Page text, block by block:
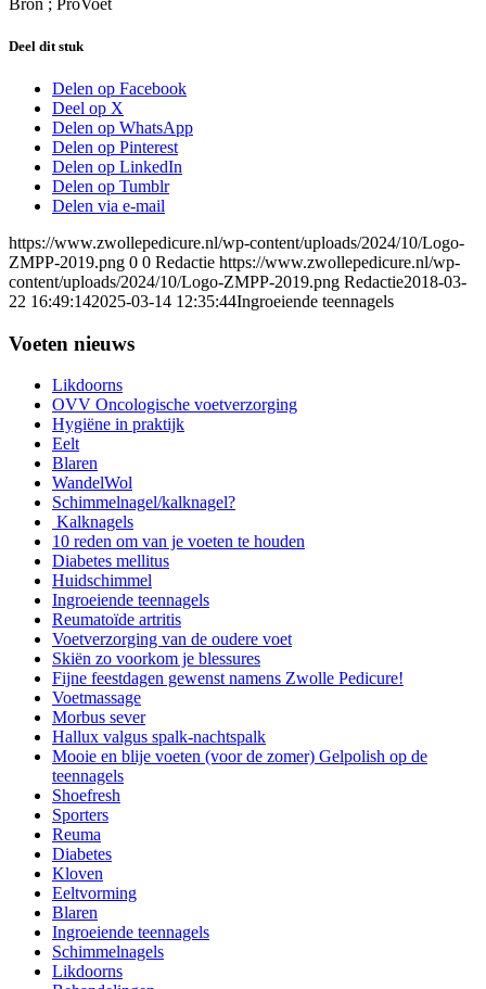
Deel dit stuk
Delen op Facebook
Deel op X
Delen op WhatsApp
Delen op Pinterest
Delen op LinkedIn
Delen op Tumblr
Delen via e-mail
https://www.zwollepedicure.nl/wp-content/uploads/2024/10/Logo-
ZMPP-2019.png 0 0 Redactie https://www.zwollepedicure.nl/wp-
content/uploads/2024/10/Logo-ZMPP-2019.png Redactie2018-03-
22 16:49:142025-03-14 12:35:44Ingroeiende teennagels
Voeten nieuws
Likdoorns
OVV Oncologische voetverzorging
Hygiëne in praktijk
Eelt
Blaren
WandelWol
Schimmelnagel/kalknagel?
Kalknagels
10 reden om van je voeten te houden
Diabetes mellitus
Huidschimmel
Ingroeiende teennagels
Reumatoïde artritis
Voetverzorging van de oudere voet
Skiën zo voorkom je blessures
Fijne feestdagen gewenst namens Zwolle Pedicure!
Voetmassage
Morbus sever
Hallux valgus spalk-nachtspalk
Mooie en blije voeten (voor de zomer) Gelpolish op de
teennagels
Shoefresh
Sporters
Reuma
Diabetes
Kloven
Eeltvorming
Blaren
Ingroeiende teennagels
Schimmelnagels
Likdoorns